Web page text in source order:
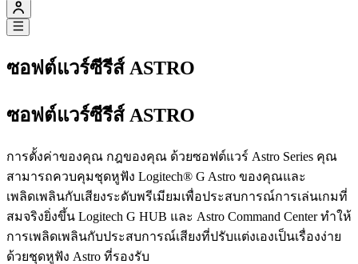
ซอฟต์แวร์ซีรีส์ ASTRO
ซอฟต์แวร์ซีรีส์ ASTRO
การตั้งค่าของคุณ กฎของคุณ ด้วยซอฟต์แวร์ Astro Series คุณ
สามารถควบคุมชุดหูฟัง Logitech® G Astro ของคุณและ
เพลิดเพลินกับเสียงระดับพรีเมียมเพื่อประสบการณ์การเล่นเกมที่
สมจริงยิ่งขึ้น Logitech G HUB และ Astro Command Center ทำให้
การเพลิดเพลินกับประสบการณ์เสียงที่ปรับแต่งเองเป็นเรื่องง่าย
ด้วยชุดหูฟัง Astro ที่รองรับ